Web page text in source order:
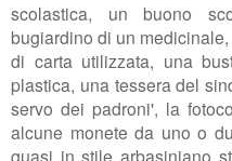
scolastica, un buono
bugiardino di un
di carta utilizzata, una
plastica, una tessera del
servo dei padroni', la
alcune monete da uno o
quasi in stile arbasiniano